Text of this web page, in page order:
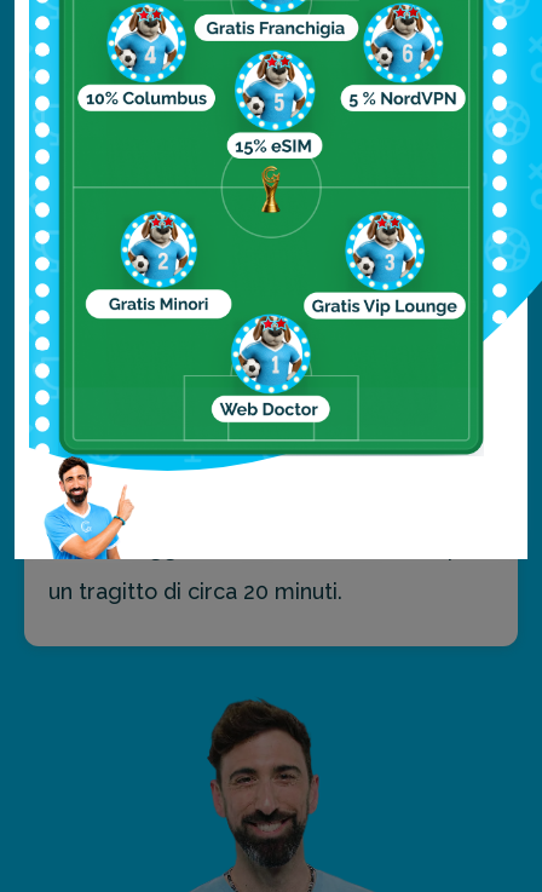
acquatici, dalla canoa al windsurf, dallo sci
d’acqua alla vela, passando per attività
particolari come le banana rides. In mezzo
a tanti intrattenimenti, comunque, non ci si
può esimere dal trascorrere
semplicemente del tempo in relax sulle
splendide spiagge dell’isola. Rasdhoo
infatti presenta, come in tutte le
,
sabbie fini e bianchissime, in cui alternare
la tintarella ai tuffi nelle splendide acque
turchesi, riposandosi ogni tanto all’ombra
delle palme. Questo paradiso naturale può
essere raggiunto tramite idrovolante, per
un tragitto di circa 20 minuti.